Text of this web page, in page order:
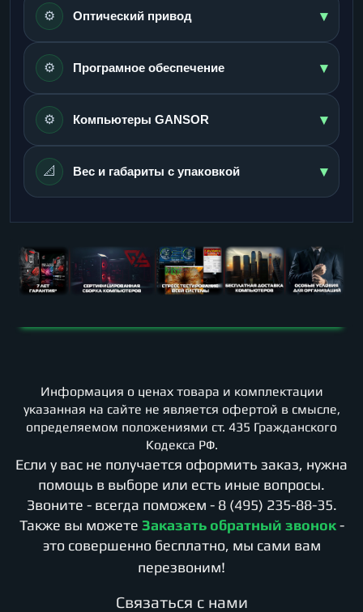
⚙️ Оптический привод ▾
⚙️ Програмное обеспечение ▾
⚙️ Компьютеры GANSOR ▾
📐 Вес и габариты с упаковкой ▾
Информация о ценах товара и комплектации
указанная на сайте не является офертой в смысле,
определяемом положениями ст. 435 Гражданского
Кодекса РФ.
Если у вас не получается оформить заказ, нужна
помощь в выборе или есть иные вопросы.
Звоните - всегда поможем - 8 (495) 235-88-35.
Также вы можете Заказать обратный звонок -
это совершенно бесплатно, мы сами вам
перезвоним!
Cвязаться с нами